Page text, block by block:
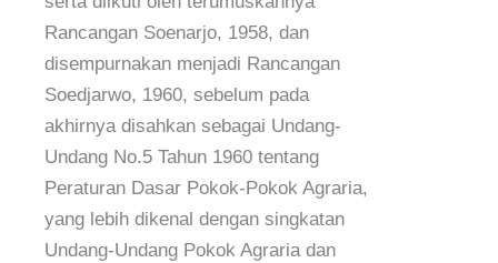
Rancangan Soenarjo, 1958, dan
disempurnakan menjadi Rancangan
Soedjarwo, 1960, sebelum pada
akhirnya disahkan sebagai Undang-
Undang No.5 Tahun 1960 tentang
Peraturan Dasar Pokok-Pokok Agraria,
yang lebih dikenal dengan singkatan
Undang-Undang Pokok Agraria dan